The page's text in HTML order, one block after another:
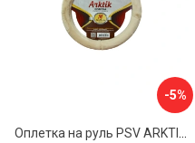
-5%